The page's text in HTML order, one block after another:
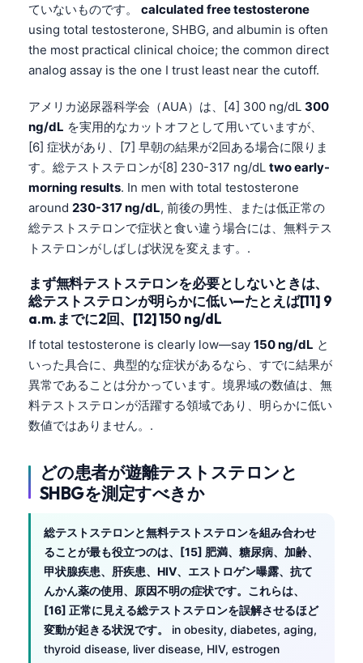
ていないものです。 calculated free testosterone
using total testosterone, SHBG, and albumin is often
the most practical clinical choice; the common direct
analog assay is the one I trust least near the cutoff.
アメリカ泌尿器科学会（AUA）は、[4] 300 ng/dL 300
ng/dL を実用的なカットオフとして用いていますが、
[6] 症状があり、[7] 早朝の結果が2回ある場合に限りま
す。総テストステロンが[8] 230-317 ng/dL two early-
morning results. In men with total testosterone
around 230-317 ng/dL, 前後の男性、または低正常の
総テストステロンで症状と食い違う場合には、無料テス
トステロンがしばしば状況を変えます。.
まず無料テストステロンを必要としないときは、
総テストステロンが明らかに低い—たとえば[11] 9
a.m.までに2回、[12] 150 ng/dL
If total testosterone is clearly low—say 150 ng/dL と
いった具合に、典型的な症状があるなら、すでに結果が
異常であることは分かっています。境界域の数値は、無
料テストステロンが活躍する領域であり、明らかに低い
数値ではありません。.
どの患者が遊離テストステロンと
SHBGを測定すべきか
総テストステロンと無料テストステロンを組み合わせ
ることが最も役立つのは、[15] 肥満、糖尿病、加齢、
甲状腺疾患、肝疾患、HIV、エストロゲン曝露、抗て
んかん薬の使用、原因不明の症状です。これらは、
[16] 正常に見える総テストステロンを誤解させるほど
変動が起きる状況です。
in obesity, diabetes, aging,
thyroid disease, liver disease, HIV, estrogen